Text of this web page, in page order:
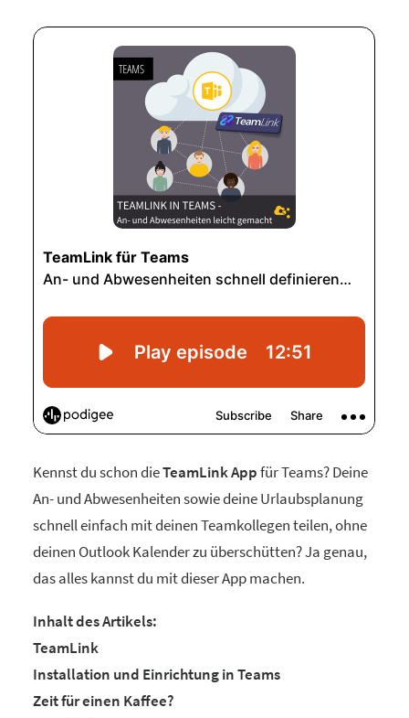
Kennst du schon dieTeamLink Appfür Teams? Deine
An- und Abwesenheiten sowie deine Urlaubsplanung
schnell einfach mit deinen Teamkollegen teilen, ohne
deinen Outlook Kalender zu überschütten? Ja genau,
das alles kannst du mit dieser App machen.
Inhalt des Artikels:
TeamLink
Installation und Einrichtung in Teams
Zeit für einen Kaffee?